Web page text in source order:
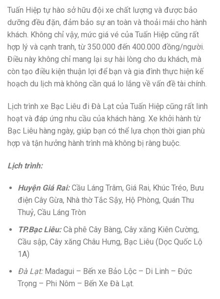
Tuấn Hiệp tự hào sở hữu đội xe chất lượng và được bảo
dưỡng đều đặn, đảm bảo sự an toàn và thoải mái cho hành
khách. Không chỉ vậy, mức giá vé của Tuấn Hiệp cũng rất
hợp lý và cạnh tranh, từ 350.000 đến 400.000 đồng/người.
Điều này không chỉ mang lại sự hài lòng cho du khách, mà
còn tạo điều kiện thuận lợi để bạn và gia đình thực hiện kế
hoạch du lịch mà không cần quá lo lắng về vấn đề tài chính.
Lịch trình xe Bạc Liêu đi Đà Lạt của Tuấn Hiệp cũng rất linh
hoạt và đáp ứng nhu cầu của khách hàng. Xe khởi hành từ
Bạc Liêu hàng ngày, giúp bạn có thể lựa chọn thời gian phù
hợp và tận hưởng hành trình mà không bị ràng buộc.
Lịch trình:
Huyện Giá Rai:Cầu Láng Trâm, Giá Rai, Khúc Tréo, Bưu
điện Cây Gừa, Nhà thờ Tắc Sậy, Hộ Phòng, Quán Thu
Thuỷ, Cầu Láng Tròn
TP.Bạc Liêu:Cà phê Cây Bàng, Cây xăng Kiên Cường,
Cầu sập, Cây xăng Châu Hưng, Bạc Liêu (Dọc Quốc Lộ
1A)
Đà Lạt: Madagui – Bến xe Bảo Lộc – Di Linh – Đức
Trọng – Phi Nôm – Bến Xe Đà Lạt.